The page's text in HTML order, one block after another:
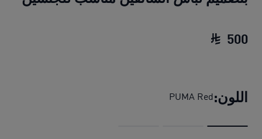
500
اللون:PUMA Red